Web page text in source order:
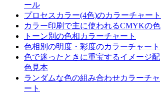
ール
プロセスカラー(4色)のカラーチャート
カラー印刷で主に使われるCMYKの色
トーン別の色相カラーチャート
色相別の明度・彩度のカラーチャート
色で迷ったときに重宝するイメージ配
色見本
ランダムな色の組み合わせカラーチャ
ート